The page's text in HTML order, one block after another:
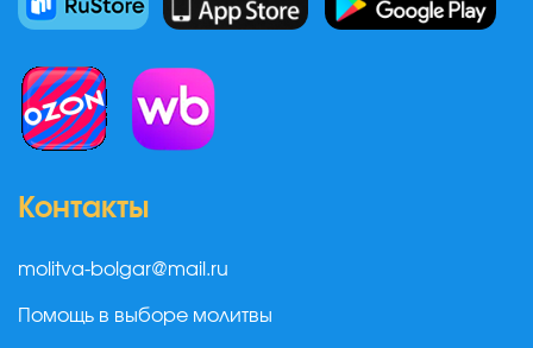
Контакты
molitva-bolgar@mail.ru
Помощь в выборе молитвы